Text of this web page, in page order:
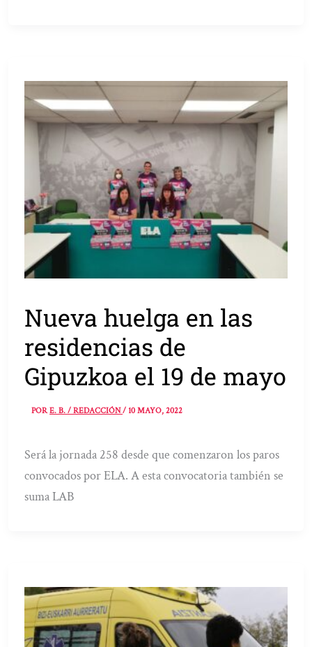
Nueva huelga en las
residencias de
Gipuzkoa el 19 de mayo
PORE. B. / REDACCIÓN/10 MAYO, 2022
Será la jornada 258 desde que comenzaron los paros
convocados por ELA. A esta convocatoria también se
suma LAB